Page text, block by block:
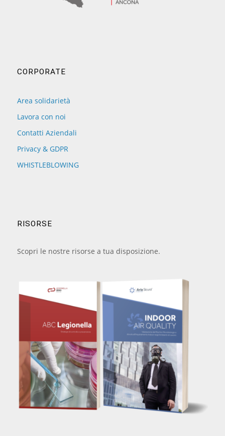
CORPORATE
Area solidarietà
Lavora con noi
Contatti Aziendali
Privacy & GDPR
WHISTLEBLOWING
RISORSE
Scopri le nostre risorse a tua disposizione.